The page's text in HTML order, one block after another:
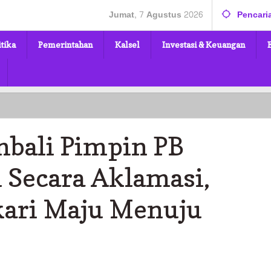
Jumat, 7 Agustus 2026
Pemerintahan Kalsel Investasi & Keuangan
Pimpin PB
Aklamasi,
Maju Menuju